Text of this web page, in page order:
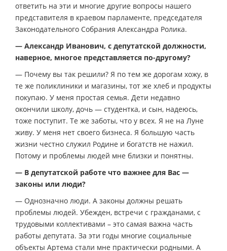
ответить на эти и многие другие вопросы нашего
представителя в краевом парламенте, председателя
Законодательного Собрания Александра Ролика.
— Александр Иванович, с депутатской должности,
наверное, многое представляется по-другому?
— Почему вы так решили? Я по тем же дорогам хожу, в
те же поликлиники и магазины, тот же хлеб и продукты
покупаю. У меня простая семья. Дети недавно
окончили школу, дочь — студентка, и сын, надеюсь,
тоже поступит. Те же заботы, что у всех. Я не на Луне
живу. У меня нет своего бизнеса. Я большую часть
жизни честно служил Родине и богатств не нажил.
Потому и проблемы людей мне близки и понятны.
— В депутатской работе что важнее для Вас —
законы или люди?
— Однозначно люди. А законы должны решать
проблемы людей. Убежден, встречи с гражданами, с
трудовыми коллективами – это самая важна часть
работы депутата. За эти годы многие социальные
объекты Артема стали мне практически родными. А